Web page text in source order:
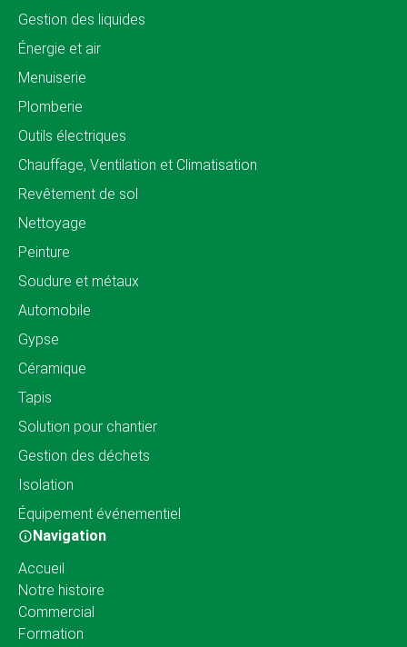
Gestion des liquides
Énergie et air
Menuiserie
Plomberie
Outils électriques
Chauffage, Ventilation et Climatisation
Revêtement de sol
Nettoyage
Peinture
Soudure et métaux
Automobile
Gypse
Céramique
Tapis
Solution pour chantier
Gestion des déchets
Isolation
Équipement événementiel
Navigation
Accueil
Notre histoire
Commercial
Formation